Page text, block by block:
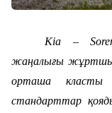
Kia –
жаңалығы
орташа класты
стандарттар